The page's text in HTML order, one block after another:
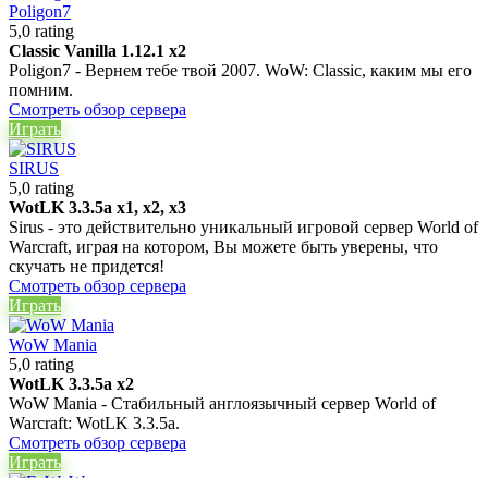
Poligon7
5,0 rating
Classic Vanilla 1.12.1 x2
Poligon7 - Вернем тебе твой 2007. WoW: Classic, каким мы его
помним.
Смотреть обзор сервера
Играть
SIRUS
5,0 rating
WotLK 3.3.5a x1, x2, x3
Sirus - это действительно уникальный игровой сервер World of
Warcraft, играя на котором, Вы можете быть уверены, что
скучать не придется!
Смотреть обзор сервера
Играть
WoW Mania
5,0 rating
WotLK 3.3.5a x2
WoW Mania - Стабильный англоязычный сервер World of
Warcraft: WotLK 3.3.5a.
Смотреть обзор сервера
Играть